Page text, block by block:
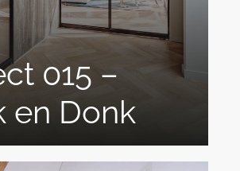
015 –
en Donk
Taatsdeuren En Kozijnen
ID Ontdek de...